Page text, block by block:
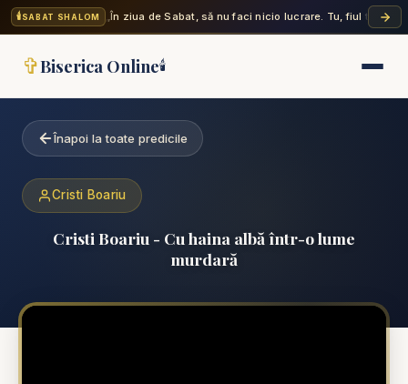
🕯️SABAT SHALOM „În ziua de Sabat, să nu faci nicio lucrare. Tu, fiul tău,
✞Biserica Online🕯️
Înapoi la toate predicile
Cristi Boariu
Cristi Boariu - Cu haina albă într-o lume
murdară